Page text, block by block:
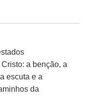
a benção, a
escuta e a
da